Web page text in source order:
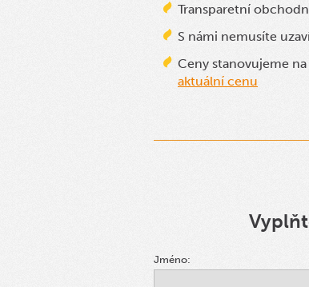
Transparetní
S námi nemusíte
Ceny stanovujeme
aktuální cenu
Jméno: